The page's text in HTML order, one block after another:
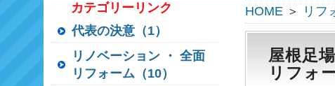
HOME ＞ リフ
屋根足
リフォ
カテゴリーリンク
代表の決意（1）
リノベーション ・ 全面
リフォーム（10）